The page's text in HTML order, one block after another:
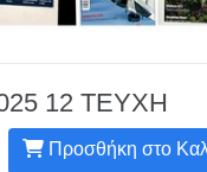
12 ΤΕΥΧΗ
Προσθήκη στο